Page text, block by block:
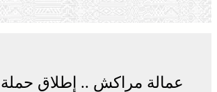
عمالة مراكش .. إطلاق